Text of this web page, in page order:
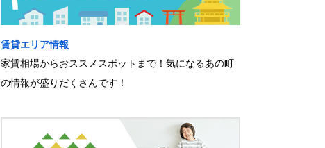
賃貸エリア情報
家賃相場からおススメスポットまで！気になるあの町
の情報が盛りだくさんです！